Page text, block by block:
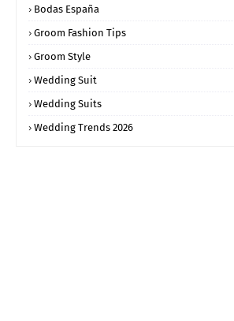
Bodas España
Groom Fashion Tips
Groom Style
Wedding Suit
Wedding Suits
Wedding Trends 2026